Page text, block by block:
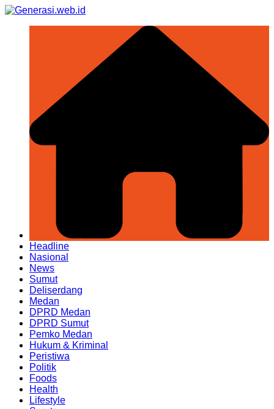
Skip
Headline
Nasional
News
Sumut
Deliserdang
Medan
DPRD Medan
DPRD Sumut
Pemko Medan
Hukum & Kriminal
Peristiwa
Politik
Foods
Health
Lifestyle